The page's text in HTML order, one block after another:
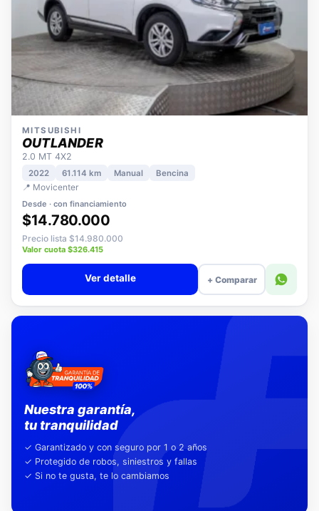
MITSUBISHI
OUTLANDER
2.0 MT 4X2
2022 61.114 km
📍 Movicenter
Desde · con financiamiento
$14.780.000
Precio lista $14.980.000
Valor cuota $326.415
+ Comparar
Nuestra garantía,
✓ Garantizado y con seguro por 1 o 2 años
✓ Protegido de robos, siniestros y fallas